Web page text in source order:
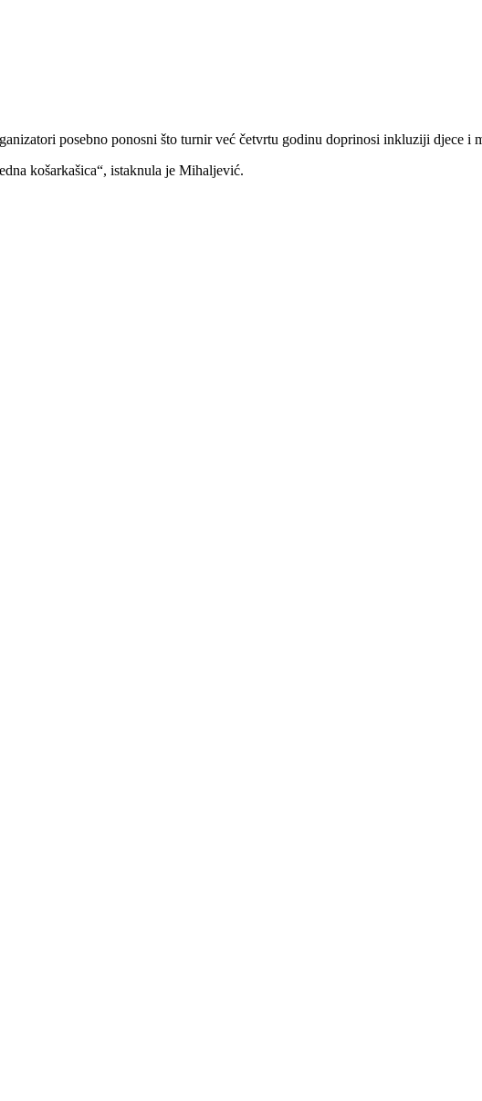
posebno ponosni što turnir već četvrtu godinu doprinosi inkluziji djece i
košarkašica“, istaknula je Mihaljević.